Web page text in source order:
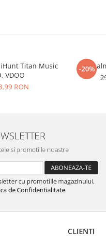
Titan Music
VDOO
RON
-20%
si promotiile noastre
cu promotiile magazinului.
de Confidentialitate
CLIENTI